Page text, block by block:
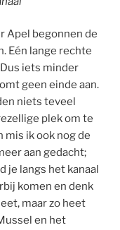
Apel begonnen de
Eén lange rechte
iets minder
geen einde aan.
niets teveel
plek om te
mis ik ook nog de
aan gedacht;
je langs het kanaal
komen en denk
maar zo heet
en het